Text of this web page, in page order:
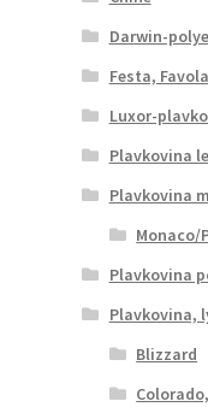
Darwin-
Festa,
Luxor-
Plavkovina
Plavkovina
Monaco/
Plavkovina
Plavkovina,
Blizzard